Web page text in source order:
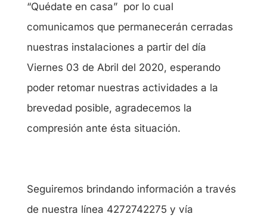
“Quédate en casa” por lo cual
comunicamos que permanecerán cerradas
nuestras instalaciones a partir del día
Viernes 03 de Abril del 2020, esperando
poder retomar nuestras actividades a la
brevedad posible, agradecemos la
compresión ante ésta situación.
Seguiremos brindando información a través
de nuestra línea 4272742275 y vía